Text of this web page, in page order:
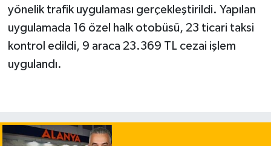
yönelik trafik uygulaması gerçekleştirildi. Yapılan
uygulamada 16 özel halk otobüsü, 23 ticari taksi
kontrol edildi, 9 araca 23.369 TL cezai işlem
uygulandı.